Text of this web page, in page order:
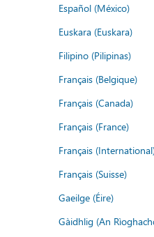
Español (México)
Euskara (Euskara)
Filipino (Pilipinas)
Français (Belgique)
Français (Canada)
Français (France)
Français
Français (Suisse)
Gaeilge (Éire)
Gàidhlig (An